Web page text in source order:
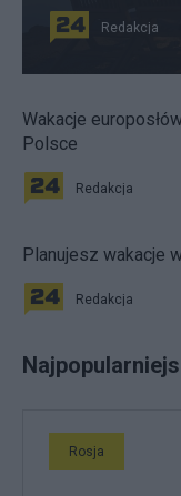
Redakcja
Wakacje
Polsce
Redakcja
Planujesz wakacje
Redakcja
Rosja